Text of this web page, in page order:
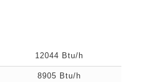
12044 Btu/h
8905 Btu/h